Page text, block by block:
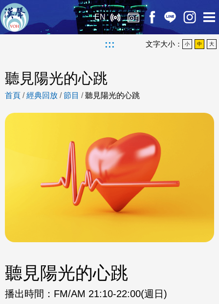
EN
::: 文字大小： 小 中 大
聽見陽光的心跳
首頁 /經典回放 /節目 /聽見陽光的心跳
聽見陽光的心跳
播出時間： FM/AM 21:10-22:00(週日)